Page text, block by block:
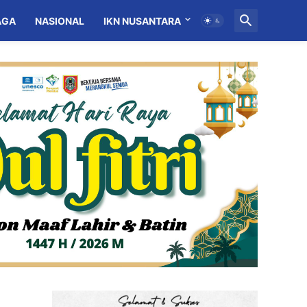
NASIONAL IKN NUSANTARA MITRA